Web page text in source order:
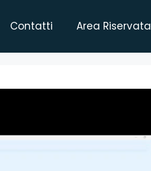
Contatti Area Riservata